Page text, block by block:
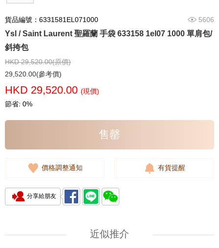
貨品編號：6331581EL071000 5606
Ysl / Saint Laurent 聖羅蘭 手袋 633158 1el07 1000 單肩包/
斜挎包
HKD 29,520.00(原價)
29,520.00(參考價)
HKD 29,520.00 (現價)
節省: 0%
售罄
價格調整通知 有貨提醒
分享給朋友
近似推介